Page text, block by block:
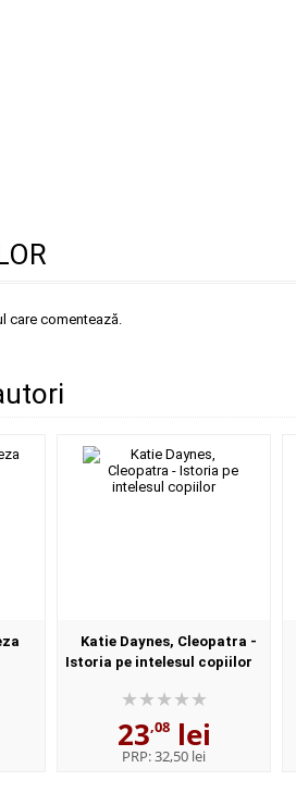
care comentează.
Katie Daynes, Cleopatra -
Istoria pe intelesul copiilor
23,08lei
PRP:32,50 lei